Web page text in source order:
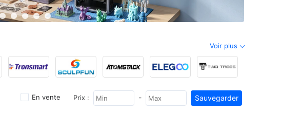
Voir plus
En vente Prix : -